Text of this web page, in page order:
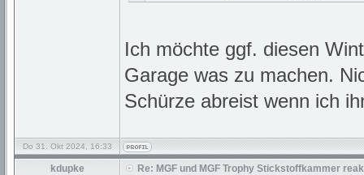
Ich möchte ggf. diesen
Garage was zu machen.
Schürze abreist wenn ich
Do 31. Okt 2024, 16:33
kdupke Re: MGF und MGF Trophy Stickstoffkammer